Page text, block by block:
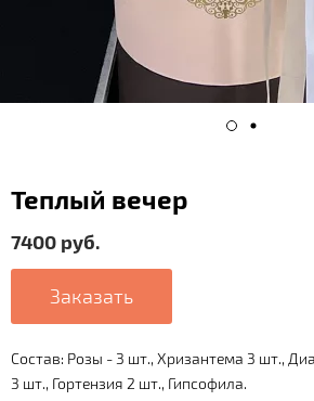
Теплый вечер
7400 руб.
Заказать
Состав: Розы - 3 шт., Хризантема 3 шт.,
3 шт., Гортензия 2 шт., Гипсофила.